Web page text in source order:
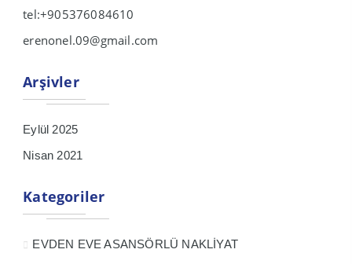
tel:+905376084610
erenonel.09@gmail.com
Arşivler
Eylül 2025
Nisan 2021
Kategoriler
EVDEN EVE ASANSÖRLÜ NAKLİYAT